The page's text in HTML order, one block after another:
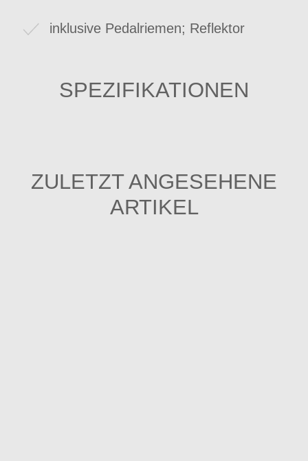
inklusive Pedalriemen; Reflektor
SPEZIFIKATIONEN
ZULETZT ANGESEHENE
ARTIKEL